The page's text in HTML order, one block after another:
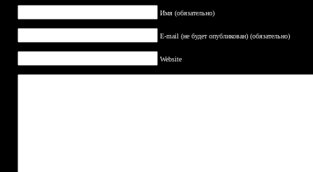
Имя (обязательно)
E-mail (не будет опубликован) (обязательно)
Website